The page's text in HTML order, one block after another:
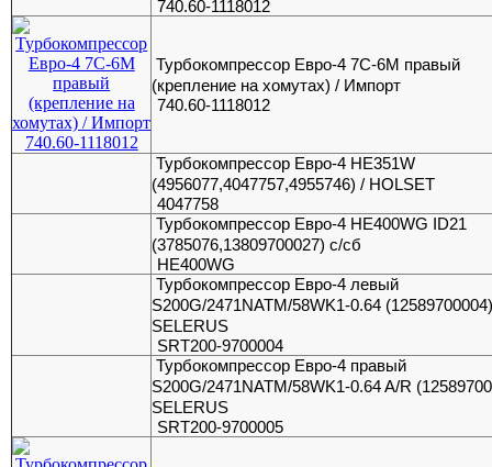
740.60-1118012
Турбокомпрессор Евро-4 7С-6М правый
(крепление на хомутах) / Импорт
740.60-1118012
Турбокомпрессор Евро-4 HE351W
(4956077,4047757,4955746) / HOLSET
4047758
Турбокомпрессор Евро-4 HE400WG ID21
(3785076,13809700027) с/сб
HE400WG
Турбокомпрессор Евро-4 левый
S200G/2471NATM/58WK1-0.64
SELERUS
SRT200-9700004
Турбокомпрессор Евро-4 правый
S200G/2471NATM/58WK1-0.64 A/R
SELERUS
SRT200-9700005